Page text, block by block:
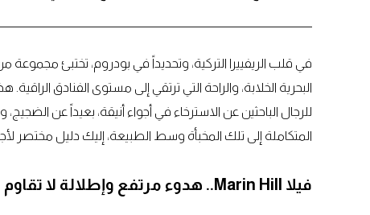
في قلب الريفييرا التركية، وتحديداً في بودروم، تختبئ مجموعة
البحرية الخلابة، والراحة التي ترتقي إلى مستوى الفنادق
للرجال الباحثين عن الاسترخاء في أجواء أنيقة، بعيداً عن
المتكاملة إلى تلك المخبأة وسط الطبيعة، إليك دليل مختصر
فيلا Marin Hill.. هدوء مرتفع وإطلالة لا تقاوم